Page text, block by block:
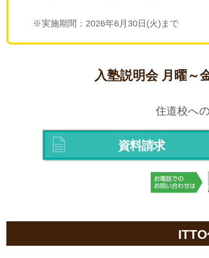
※実施期間：2026年6月30日(火)まで
入塾説明会 月曜～
住道校へ
資料請求